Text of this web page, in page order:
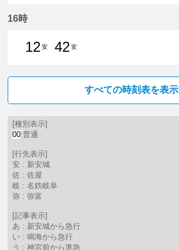
16時
12安
42安
すべての時刻表を表示
[種別表示]
00:普通
[行先表示]
安 : 新安城
佐 : 佐屋
岐 : 名鉄岐阜
弥 : 弥富
[記事表示]
あ : 新安城から急行
い : 鳴海から急行
う : 神宮前から準急